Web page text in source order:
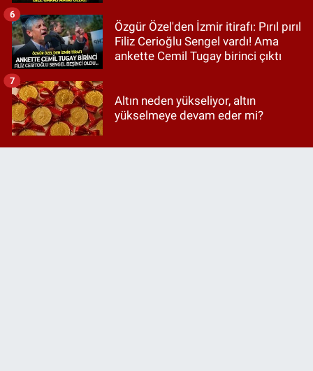
Özgür Özel'den İzmir itirafı: Pırıl pırıl
Filiz Cerioğlu Sengel vardı! Ama
ankette Cemil Tugay birinci çıktı
6
Altın neden yükseliyor, altın
yükselmeye devam eder mi?
7